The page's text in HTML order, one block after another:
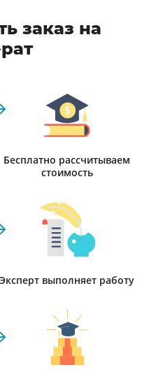
заказ на
Бесплатно рассчитываем
стоимость
Эксперт выполняет работу